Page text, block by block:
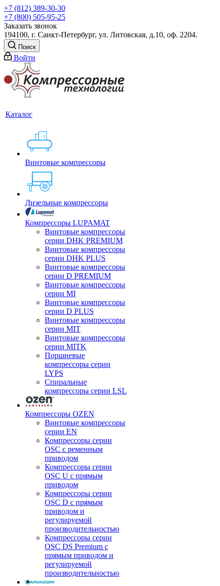
+7 (812) 389-30-30
+7 (800) 505-95-25
Заказать звонок
194100, г. Санкт-Петербург, ул. Литовская, д.10, оф. 2204.
Поиск
Войти
Каталог
Винтовые компрессоры
Дизельные компрессоры
Компрессоры LUPAMAT
Винтовые компрессоры
серии DHK PREMIUM
Винтовые компрессоры
серии DHK PLUS
Винтовые компрессоры
серии D PREMIUM
Винтовые компрессоры
серии MI
Винтовые компрессоры
серии D PLUS
Винтовые компрессоры
серии MIT
Винтовые компрессоры
серии MITK
Поршневые
компрессоры серии
LYPS
Спиральные
компрессоры серии LSL
Компрессоры OZEN
Винтовые компрессоры
серии EN
Компрессоры серии
OSC с ременным
приводом
Компрессоры серии
OSC U с прямым
приводом
Компрессоры серии
OSC D с прямым
приводом и
регулируемой
производительностью
Компрессоры серии
OSC DS Premium с
прямым приводом и
регулируемой
производительностью